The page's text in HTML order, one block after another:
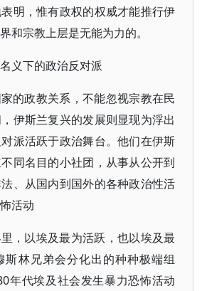
明，惟有政权的权威才能推行伊
和宗教上层是无能为力的。
义下的政治反对派
的政教关系，不能忽视宗教在民
伊斯兰复兴的发展则显现为浮出
派活跃于政治舞台。他们在伊斯
同名目的小社团，从事从公开到
、从国内到国外的各种政治性活
活动
，以埃及最为活跃，也以埃及最
斯林兄弟会分化出的种种极端组
年代埃及社会发生暴力恐怖活动